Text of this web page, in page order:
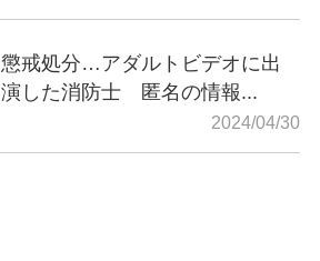
懲戒処分…アダルトビデオに出
演した消防士 匿名の情報...
2024/04/30